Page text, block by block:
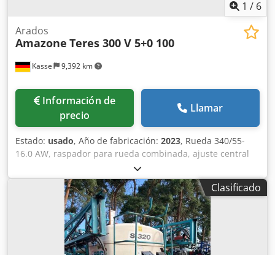
1 / 6
Kassel 9,392 km
Arados
Amazone Teres 300 V 5+0 100
Información de
precio
Llamar
Estado: usado, Año de fabricación: 2023, Rueda 340/55-
16.0 AW, raspador para rueda combinada, ajuste central
de presión de liberación / cuerpo de arado STU 40, reja
430, punta de reja HD, disco de corte Ø 500 dentado, 1
unidad / dentado, preparación para iluminación / Chodpet
Eay Eefx Aqvsa
Clasificado